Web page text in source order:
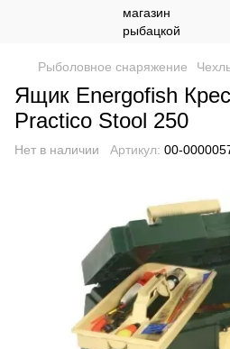
Рыболовное снаряжение
Ящик Energofish
Practico Stool 250
Нет в наличии Артикул: 00-